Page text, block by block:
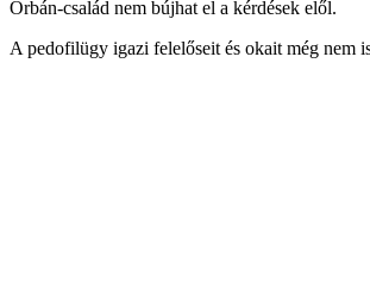
Orbán-család nem bújhat el a kérdések elől.
A pedofilügy igazi felelőseit és okait még nem